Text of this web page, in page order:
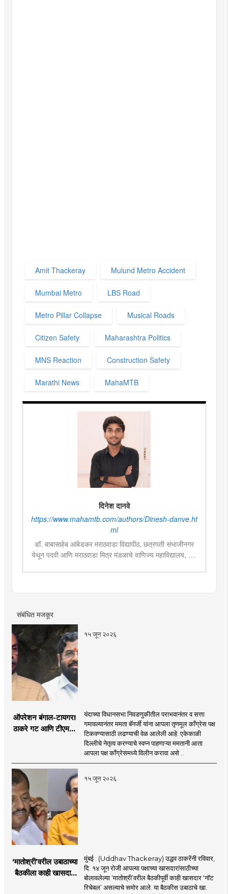
Amit Thackeray Mulund Metro Accident
Mumbai Metro LBS Road
Metro Pillar Collapse Musical Roads
Citizen Safety Maharashtra Politics
MNS Reaction Construction Safety
Marathi News MahaMTB
दिनेश दानवे
https://www.mahamtb.com/authors/Dinesh-danve.ht
ml
डॉ. बाबासाहेब आंबेडकर मराठवाडा विद्यापीठ, छत्रपती संभाजीनगर
येथून पदवी आणि मराठवाडा मित्र मंडळाचे वाणिज्य महाविद्यालय, पुणे
डिजिटल आणि सोशल मीडिया हाताळण्याचा अनुभव असून राजकारण,
संबंधित मजकूर
१५ जून २०२६
ऑपरेशन बंगाल-टायगर!
ठाकरे गट आणि टीएमसी
यंदाच्या विधानसभा निवडणुकीतील पराभवानंतर व सत्ता
गमावल्यानंतर ममता बॅनर्जी यांना आपला तृणमूल काँग्रेस पक्ष
टिकवण्यासाठी लढण्याची वेळ आलेली आहे. एकेकाळी
दिल्लीचे नेतृत्व करण्याचे स्वप्न पाहणाऱ्या ममतानी आता
आपला पक्ष काँग्रेसमध्ये विलीन करावा असे ..
१५ जून २०२६
‘मातोश्री’वरील उबाठाच्या
बैठकीला काही खासदार
मुंबई : (Uddhav Thackeray) उद्धव ठाकरेंनी रविवार,
दि. १४ जून रोजी आपल्या पक्षाच्या खासदारांसाठीच्या
बोलावलेल्या ‘मातोश्री’वरील बैठकीपूर्वी काही खासदार ‘नॉट
रिचेबल’ असल्याचे समोर आले. या बैठकीस उबाठाचे खा.